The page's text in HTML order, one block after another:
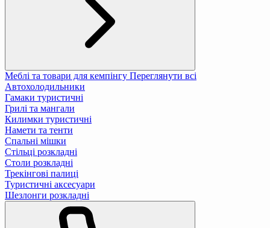
Меблі та товари для кемпінгу Переглянути всі
Автохолодильники
Гамаки туристичні
Грилі та мангали
Килимки туристичні
Намети та тенти
Спальні мішки
Стільці розкладні
Столи розкладні
Трекінгові палиці
Туристичні аксесуари
Шезлонги розкладні